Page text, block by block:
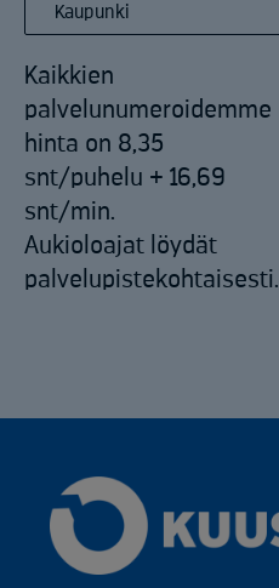
Kaikkien
palvelunumeroidemme
hinta on 8,35
snt/puhelu + 16,69
snt/min.
Aukioloajat löydät
palvelupistekohtaisesti.